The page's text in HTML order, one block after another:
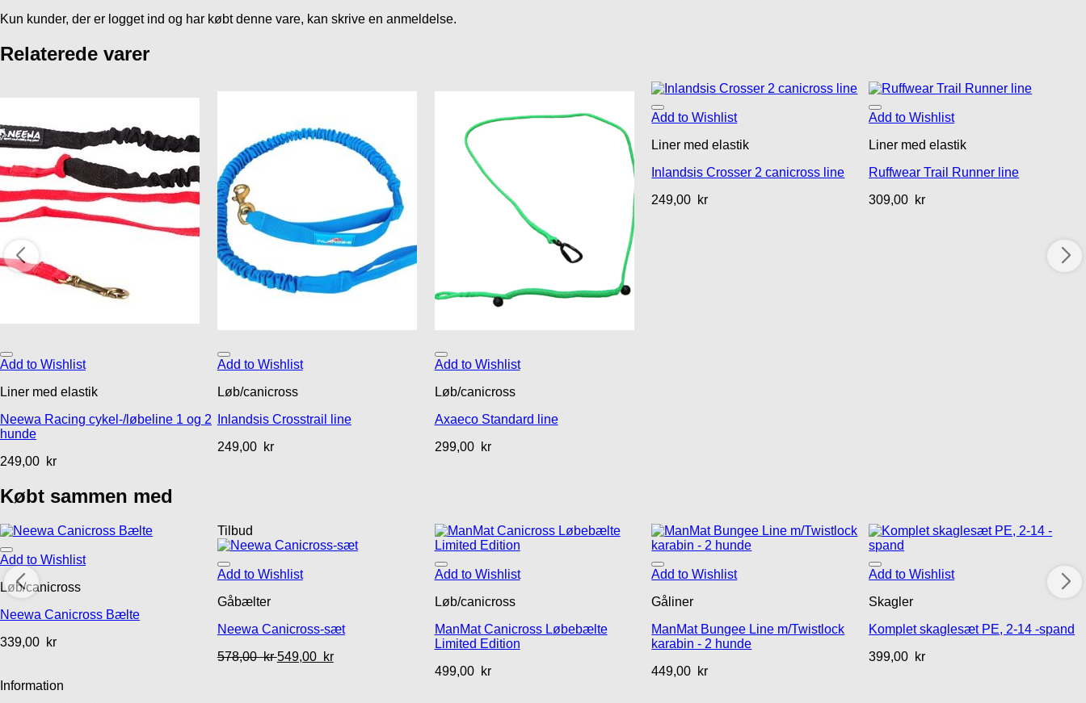
Kun kunder, der er logget ind og har købt denne vare, kan skrive en anmeldelse.
Relaterede varer
Add to Wishlist
Liner med elastik
Neewa Racing cykel-/løbeline 1 og 2
hunde
249,00 kr
Add to Wishlist
Løb/canicross
Inlandsis Crosstrail line
249,00 kr
Add to Wishlist
Løb/canicross
Axaeco Standard line
299,00 kr
Add to Wishlist
Liner med elastik
Inlandsis Crosser 2 canicross line
249,00 kr
Add to Wishlist
Liner med elastik
Ruffwear Trail Runner line
309,00 kr
Købt sammen med
Add to Wishlist
Løb/canicross
Neewa Canicross Bælte
339,00 kr
Tilbud
Add to Wishlist
Gåbælter
Neewa Canicross-sæt
578,00kr 549,00 kr
Add to Wishlist
Løb/canicross
ManMat Canicross Løbebælte
Limited Edition
499,00 kr
Add to Wishlist
Gåliner
ManMat Bungee Line m/Twistlock
karabin - 2 hunde
449,00 kr
Add to Wishlist
Skagler
Komplet skaglesæt PE, 2-14 -spand
399,00 kr
Information